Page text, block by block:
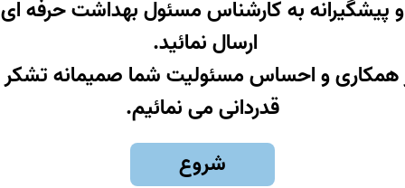
و پیشگیرانه به کارشناس مسئول بهداشت حرفه ای
ارسال نمائید.
همکاری و احساس مسئولیت شما صمیمانه
قدردانی می نمائیم.
شروع